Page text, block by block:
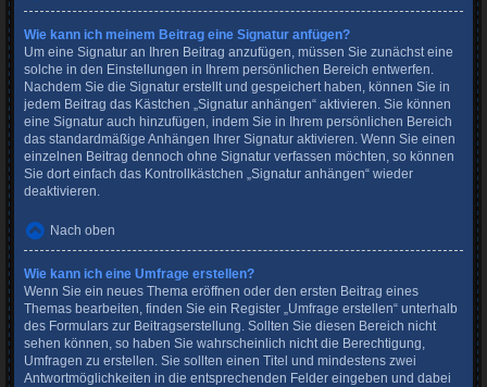
Wie kann ich meinem Beitrag eine Signatur anfügen?
Um eine Signatur an Ihren Beitrag anzufügen, müssen Sie zunächst eine
solche in den Einstellungen in Ihrem persönlichen Bereich entwerfen.
Nachdem Sie die Signatur erstellt und gespeichert haben, können Sie in
jedem Beitrag das Kästchen „Signatur anhängen“ aktivieren. Sie können
eine Signatur auch hinzufügen, indem Sie in Ihrem persönlichen Bereich
das standardmäßige Anhängen Ihrer Signatur aktivieren. Wenn Sie einen
einzelnen Beitrag dennoch ohne Signatur verfassen möchten, so können
Sie dort einfach das Kontrollkästchen „Signatur anhängen“ wieder
deaktivieren.
Nach oben
Wie kann ich eine Umfrage erstellen?
Wenn Sie ein neues Thema eröffnen oder den ersten Beitrag eines
Themas bearbeiten, finden Sie ein Register „Umfrage erstellen“ unterhalb
des Formulars zur Beitragserstellung. Sollten Sie diesen Bereich nicht
sehen können, so haben Sie wahrscheinlich nicht die Berechtigung,
Umfragen zu erstellen. Sie sollten einen Titel und mindestens zwei
Antwortmöglichkeiten in die entsprechenden Felder eingeben und dabei